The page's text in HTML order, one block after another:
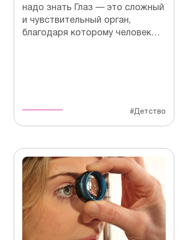
надо знать Глаз — это сложный
и чувствительный орган,
благодаря которому человек…
#Детство